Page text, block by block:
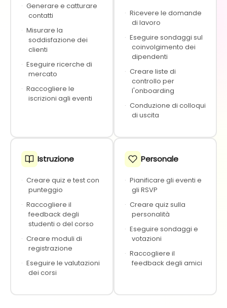
· Generare e catturare
contatti
· Misurare la
soddisfazione dei
clienti
· Eseguire ricerche di
mercato
· Raccogliere le
iscrizioni agli eventi
· Ricevere le domande
di lavoro
· Eseguire sondaggi sul
coinvolgimento dei
dipendenti
· Creare liste di
controllo per
l'onboarding
· Conduzione di colloqui
di uscita
Istruzione
· Creare quiz e test con
punteggio
· Raccogliere il
feedback degli
studenti o del corso
· Creare moduli di
registrazione
· Eseguire le valutazioni
dei corsi
Personale
· Pianificare gli eventi e
gli RSVP
· Creare quiz sulla
personalità
· Eseguire sondaggi e
votazioni
· Raccogliere il
feedback degli amici